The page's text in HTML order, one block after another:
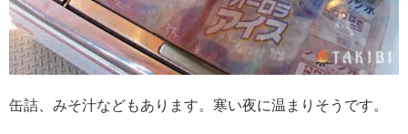
缶詰、みそ汁などもあります。寒い夜に温まりそうです。